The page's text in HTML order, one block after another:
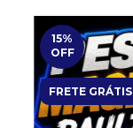
15%
OFF
FRETE GRÁTIS